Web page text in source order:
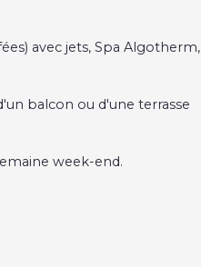
avec jets, Spa Algotherm,
balcon ou d'une terrasse
week-end.